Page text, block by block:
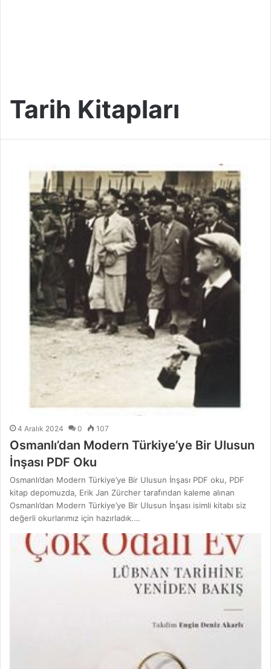
Tarih Kitapları
4 Aralık 2024 0 107
Osmanlı’dan Modern Türkiye’ye Bir Ulusun
İnşası PDF Oku
Osmanlı’dan Modern Türkiye’ye Bir Ulusun İnşası PDF oku, PDF
kitap depomuzda, Erik Jan Zürcher tarafından kaleme alınan
Osmanlı’dan Modern Türkiye’ye Bir Ulusun İnşası isimli kitabı siz
değerli okurlarımız için hazırladık.…